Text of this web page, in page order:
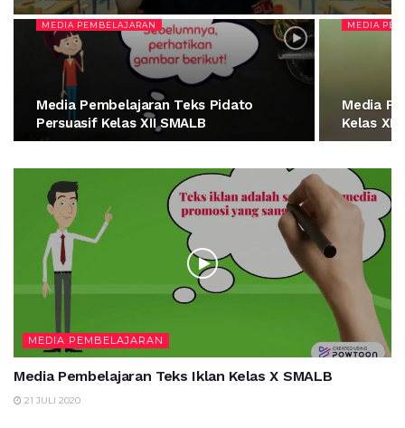
MEDIA PEMBELAJARAN
Media Pembelajaran Teks Pidato
Persuasif Kelas XII SMALB
MEDIA
Media
Kelas XI
MEDIA PEMBELAJARAN
Media Pembelajaran Teks Iklan Kelas X SMALB
21 JULI 2020